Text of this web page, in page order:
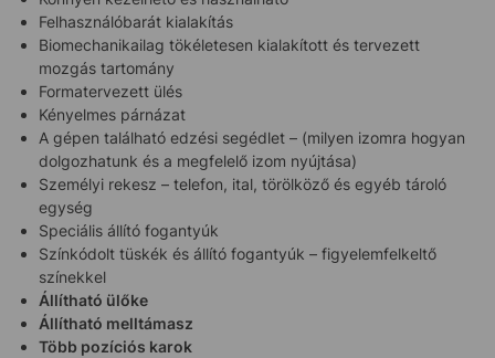
Felhasználóbarát kialakítás
Biomechanikailag tökéletesen kialakított és tervezett
mozgás tartomány
Formatervezett ülés
Kényelmes párnázat
A gépen található edzési segédlet – (milyen izomra hogyan
dolgozhatunk és a megfelelő izom nyújtása)
Személyi rekesz – telefon, ital, törölköző és egyéb tároló
egység
Speciális állító fogantyúk
Színkódolt tüskék és állító fogantyúk – figyelemfelkeltő
színekkel
Állítható ülőke
Állítható melltámasz
Több pozíciós karok